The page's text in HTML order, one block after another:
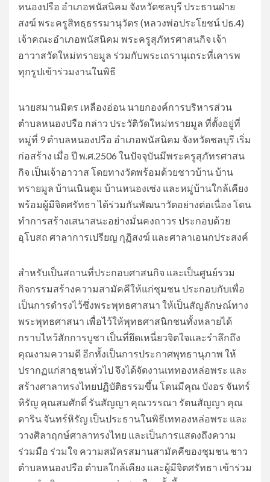
หนองปรือ อำเภอพนัสนิคม จังหวัดชลบุรี ประธานฝ่าย
สงฆ์ พระครูสิทธฺธรรมานุวัตร (หลวงพ่อประโยชน์ ปธ.4)
เจ้าคณะอำเภอพนัสนิคม พระครูสุภัทรศาสนกิจ เจ้า
อาวาสวัดใหม่ทรายมูล ร่วมกับพระเถรานุเถระที่เคารพ
ทุกรูปเข้าร่วมงานในพิธี
นายสมานมิตร เหลืองอ่อน นายกองค์การบริหารส่วน
ตำบลหนองปรือ กล่าว ประวัติวัดใหม่ทรายมูล ที่ตั้งอยู่ที่
หมู่ที่ 9 ตำบลหนองปรือ อำเภอพนัสนิคม จังหวัดชลบุรี เริ่ม
ก่อสร้าง เมื่อ ปี พ.ศ.2506 ในปัจจุบันมีพระครูสุภัทรศาสน
กิจ เป็นเจ้าอาวาส โดยทางวัดพร้อมด้วยชาวบ้าน บ้าน
ทรายมูล บ้านเนินตูม บ้านหนองเซ่ง และหมู่บ้านใกล้เคียง
พร้อมผู้มีจิตศรัทธา ได้ร่วมกันพัฒนาวัดอย่างต่อเนื่อง โดน
ทำการสร้างเสนาสนะอย่างมั่นคงถาวร ประกอบด้วย
อุโบสถ ศาลาการเปรียญ กุฏิสงฆ์ และศาลาเอนกประสงค์
สำหรับเป็นสถานที่ประกอบศาสนกิจ และเป็นศูนย์รวม
กิจกรรมสร้างความสามัคคีให้แก่ชุมชน ประกอบกับเพื่อ
เป็นการดำรงไว้ซึ่งพระพุทธศาสนา ให้เป็นสัญลักษณ์ทาง
พระพุทธศาสนา เพื่อไว้ให้พุทธศาสนิกชนทั้งหลายได้
กราบไหว้สักการบูชา เป็นที่ยึดเหนี่ยวจิตใจและรำลึกถึง
คุณงามความดี อีกทั้งเป็นการประกาศพุทธานุภาพ ให้
ปรากฏแก่สาธุชนทั่วไป จึงได้จัดงานเททองหล่อพระ และ
สร้างศาลาทรงไทยปฏิบัติธรรมขึ้น โดนมีคุณ บังอร จันทร์
หิรัญ คุณสมศักดิ์ รันสัญญา คุณวรรณา รัตนสัญญา คุณ
ดาริน จันทร์หิรัญ เป็นประธานในพิธีเททองหล่อพระ และ
วางศิลาฤกษ์ศาลาทรงไทย และเป็นการแสดงถึงความ
ร่วมมือ ร่วมใจ ความสมัครสมานสามัคคีของชุมชน ชาว
ตำบลหนองปรือ ตำบลใกล้เคียง และผู้มีจิตศรัทธา เข้าร่วม